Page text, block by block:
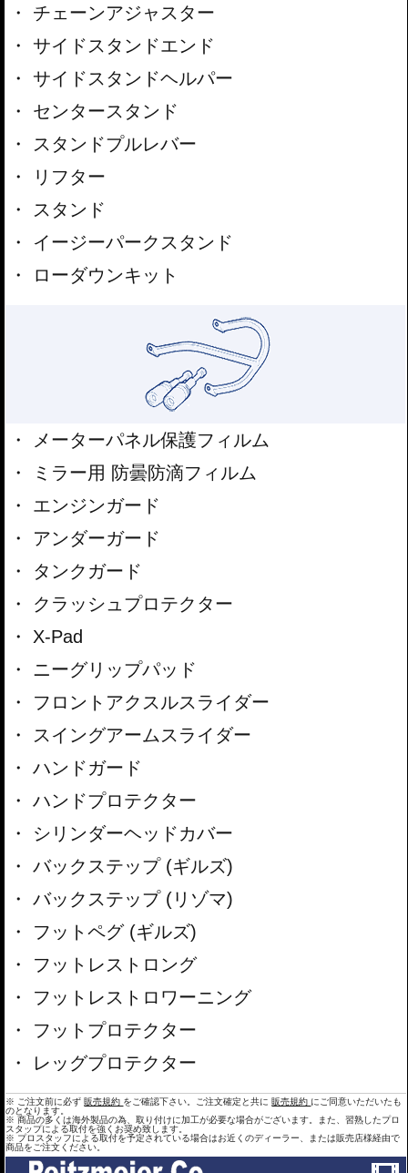
チェーンアジャスター
サイドスタンドエンド
サイドスタンドヘルパー
センタースタンド
スタンドプルレバー
リフター
スタンド
イージーパークスタンド
ローダウンキット
メーターパネル保護フィルム
ミラー用 防曇防滴フィルム
エンジンガード
アンダーガード
タンクガード
クラッシュプロテクター
X-Pad
ニーグリップパッド
フロントアクスルスライダー
スイングアームスライダー
ハンドガード
ハンドプロテクター
シリンダーヘッドカバー
バックステップ (ギルズ)
バックステップ (リゾマ)
フットペグ (ギルズ)
フットレストロング
フットレストロワーニング
フットプロテクター
レッグプロテクター
※ ご注文前に必ず 販売規約 をご確認下さい。ご注文確定と共に 販売規約 にご同意いただいたも
のとなります。
※ 商品の多くは海外製品の為、取り付けに加工が必要な場合がございます。また、習熟したプロ
スタップによる取付を強くお奨め致します。
※ プロスタッフによる取付を予定されている場合はお近くのディーラー、または販売店様経由で
商品をご注文ください。